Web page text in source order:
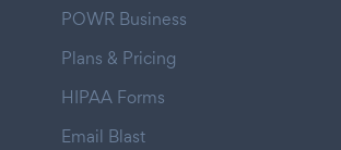
POWR Business
Plans & Pricing
HIPAA Forms
Email Blast